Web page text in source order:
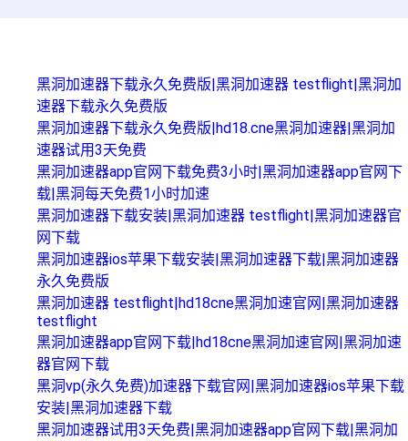
黑洞加速器下载永久免费版|黑洞加速器 testflight|黑洞加
速器下载永久免费版
黑洞加速器下载永久免费版|hd18.cne黑洞加速器|黑洞加
速器试用3天免费
黑洞加速器app官网下载免费3小时|黑洞加速器app官网下
载|黑洞每天免费1小时加速
黑洞加速器下载安装|黑洞加速器 testflight|黑洞加速器官
网下载
黑洞加速器ios苹果下载安装|黑洞加速器下载|黑洞加速器
永久免费版
黑洞加速器 testflight|hd18cne黑洞加速官网|黑洞加速器
testflight
黑洞加速器app官网下载|hd18cne黑洞加速官网|黑洞加速
器官网下载
黑洞vp(永久免费)加速器下载官网|黑洞加速器ios苹果下载
安装|黑洞加速器下载
黑洞加速器试用3天免费|黑洞加速器app官网下载|黑洞加